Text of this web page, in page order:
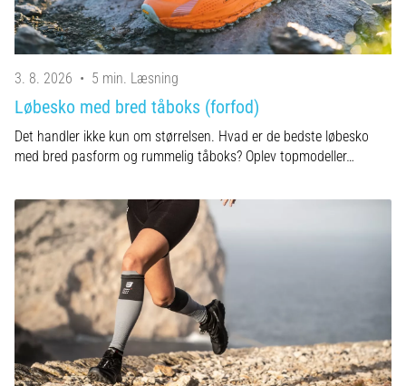
et
meget
almindeligt
helbredsproblem,
løbere
oplever.
…
Vis
alle
artikler
3. 8. 2026 • 5 min. Læsning
Løbesko med bred tåboks (forfod)
Det handler ikke kun om størrelsen. Hvad er de bedste løbesko
med bred pasform og rummelig tåboks? Oplev topmodeller…